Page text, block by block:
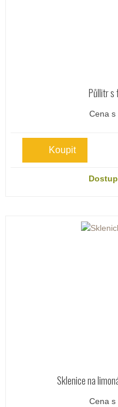
Půllitr s
Cena s
Sklenice na
Cena s